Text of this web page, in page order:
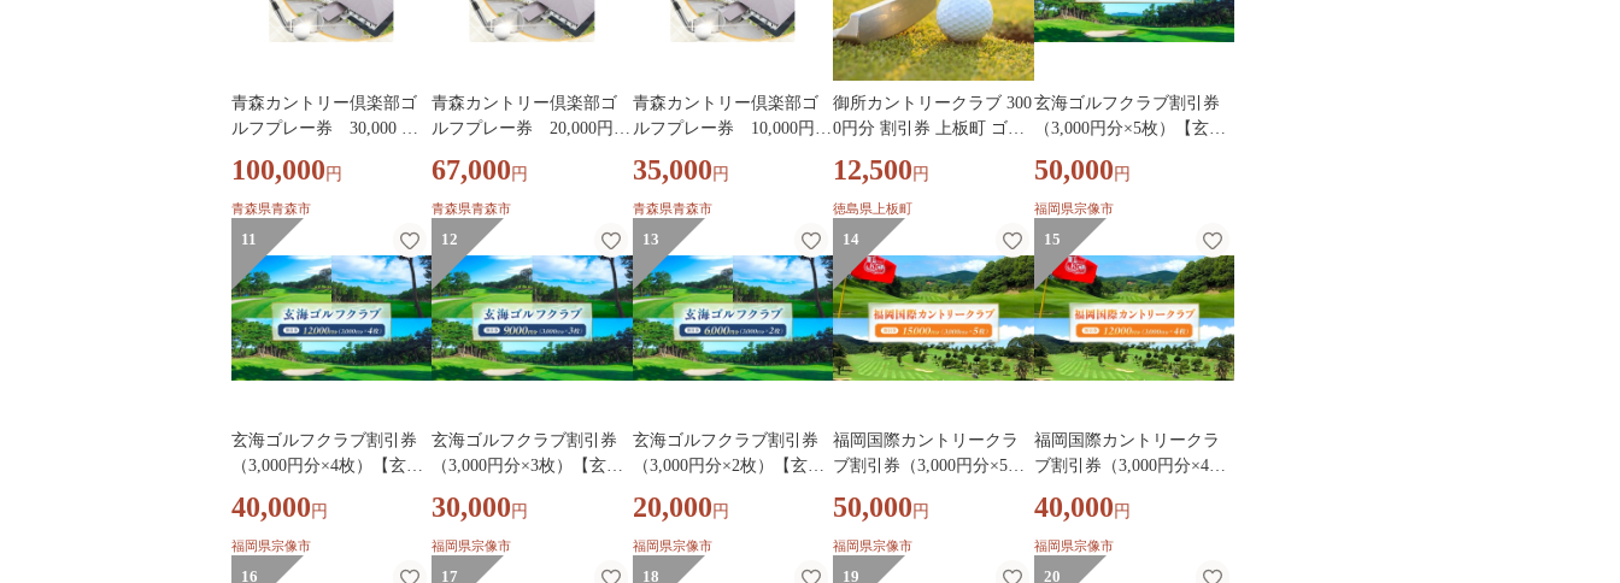
青森カントリー倶楽部ゴ
ルフプレー券 30,000 円
100,000 円
青森県青森市
青森カントリー倶楽部ゴ
ルフプレー券 20,000円
9】
67,000 円
青森県青森市
青森カントリー倶楽部ゴ
ルフプレー券 10,000円
35,000 円
青森県青森市
御所カントリークラブ 300
0円分 割引券 上板町 ゴル
《90日以内に出荷予定(土
日祝除く)》阿讃開発株式
会社 御所カントリーク
ラブ 体験 st-p
12,500 円
徳島県上板町
玄海ゴルフクラブ割引券
（3,000円分×5枚）【玄海
50,000 円
福岡県宗像市
11
玄海ゴルフクラブ割引券
（3,000円分×4枚）【玄海
40,000 円
福岡県宗像市
12
玄海ゴルフクラブ割引券
（3,000円分×3枚）【玄海
30,000 円
福岡県宗像市
13
玄海ゴルフクラブ割引券
（3,000円分×2枚）【玄海
20,000 円
福岡県宗像市
14
福岡国際カントリークラ
ブ割引券（3,000円分×5
ークラブ】_HA2066
50,000 円
福岡県宗像市
15
福岡国際カントリークラ
ブ割引券（3,000円分×4
ークラブ】_HA2065
40,000 円
福岡県宗像市
16 17 18 19 20